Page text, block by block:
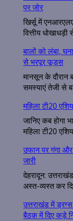
पर जोर
खिर्सू में
वित्तीय धोखाधड़ी
बालों को लंबा,
से भरपूर फूड्स
मानसून के दौरान
समस्याएं तेजी से
महिला टी20
जानिए कब होगा
महिला टी20
उफान पर गंगा
जारी
देहरादून:
अस्त-व्यस्त कर
उत्तराखंड में
बैठक में दिए कड़े